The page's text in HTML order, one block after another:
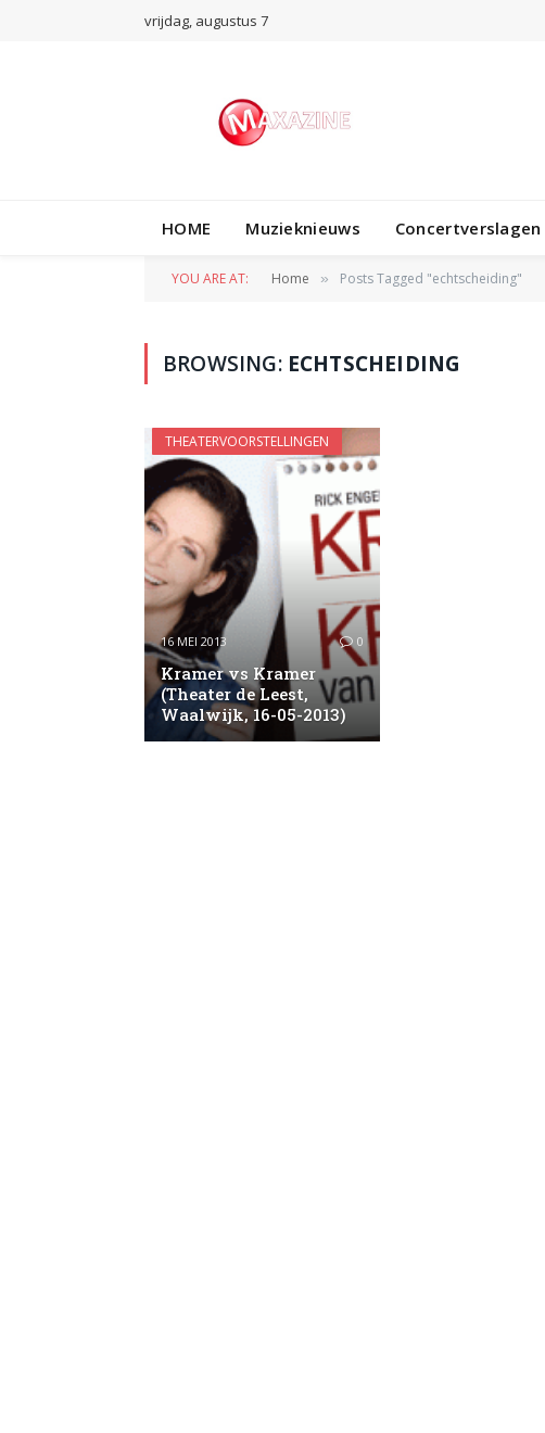
vrijdag, augustus 7
HOME Muzieknieuws Concertverslagen
YOU ARE AT: Home » Posts Tagged "echtscheiding"
BROWSING: ECHTSCHEIDING
THEATERVOORSTELLINGEN
16 MEI 2013 0
Kramer vs Kramer
(Theater de Leest,
Waalwijk, 16-05-2013)